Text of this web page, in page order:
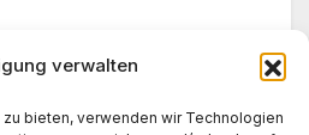
verwalten
bieten, verwenden wir Technologien
E-Mail-Adresse und meine